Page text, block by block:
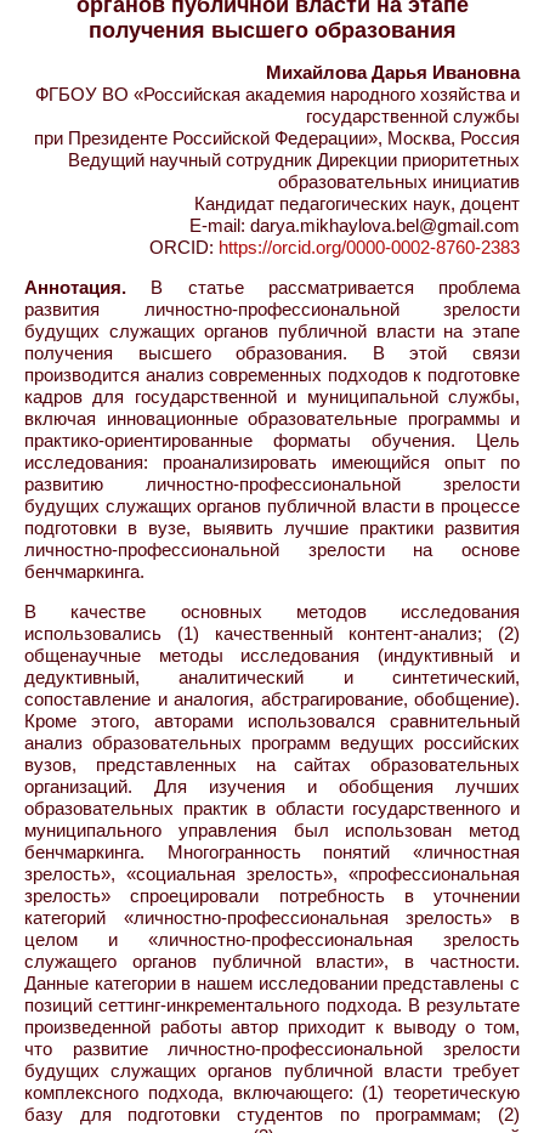
органов публичной власти на этапе
получения высшего образования
Михайлова Дарья Ивановна
ФГБОУ ВО «Российская академия народного хозяйства и
государственной службы
при Президенте Российской Федерации», Москва, Россия
Ведущий научный сотрудник Дирекции приоритетных
образовательных инициатив
Кандидат педагогических наук, доцент
E-mail: darya.mikhaylova.bel@gmail.com
ORCID: https://orcid.org/0000-0002-8760-2383
Аннотация. В статье рассматривается проблема
развития личностно-профессиональной зрелости
будущих служащих органов публичной власти на этапе
получения высшего образования. В этой связи
производится анализ современных подходов к подготовке
кадров для государственной и муниципальной службы,
включая инновационные образовательные программы и
практико-ориентированные форматы обучения. Цель
исследования: проанализировать имеющийся опыт по
развитию личностно-профессиональной зрелости
будущих служащих органов публичной власти в процессе
подготовки в вузе, выявить лучшие практики развития
личностно-профессиональной зрелости на основе
бенчмаркинга.
В качестве основных методов исследования
использовались (1) качественный контент-анализ; (2)
общенаучные методы исследования (индуктивный и
дедуктивный, аналитический и синтетический,
сопоставление и аналогия, абстрагирование, обобщение).
Кроме этого, авторами использовался сравнительный
анализ образовательных программ ведущих российских
вузов, представленных на сайтах образовательных
организаций. Для изучения и обобщения лучших
образовательных практик в области государственного и
муниципального управления был использован метод
бенчмаркинга. Многогранность понятий «личностная
зрелость», «социальная зрелость», «профессиональная
зрелость» спроецировали потребность в уточнении
категорий «личностно-профессиональная зрелость» в
целом и «личностно-профессиональная зрелость
служащего органов публичной власти», в частности.
Данные категории в нашем исследовании представлены с
позиций сеттинг-инкрементального подхода. В результате
произведенной работы автор приходит к выводу о том,
что развитие личностно-профессиональной зрелости
будущих служащих органов публичной власти требует
комплексного подхода, включающего: (1) теоретическую
базу для подготовки студентов по программам; (2)